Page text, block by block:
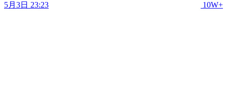
5月3日 23:23 10W+